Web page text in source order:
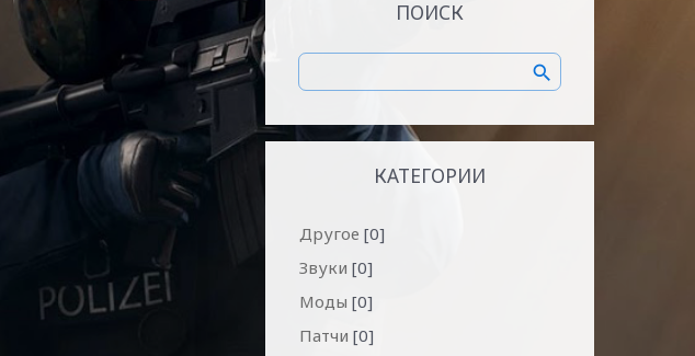
ПОИСК
КАТЕГОРИИ
Другое [0]
Звуки [0]
Моды [0]
Патчи [0]